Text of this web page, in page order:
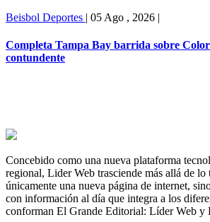
Beisbol Deportes | 05 Ago , 2026 |
Completa Tampa Bay barrida sobre
contundente
Concebido como una nueva plataforma
regional, Lider Web trasciende más allá de lo
únicamente una nueva página de internet,
con información al día que integra a los
conforman El Grande Editorial: Líder Web y